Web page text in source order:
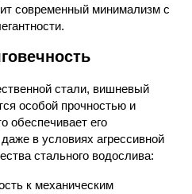
современный минимализм с
стали, вишневый
особой прочностью и
обеспечивает его
в условиях агрессивной
стального водослива:
к механическим